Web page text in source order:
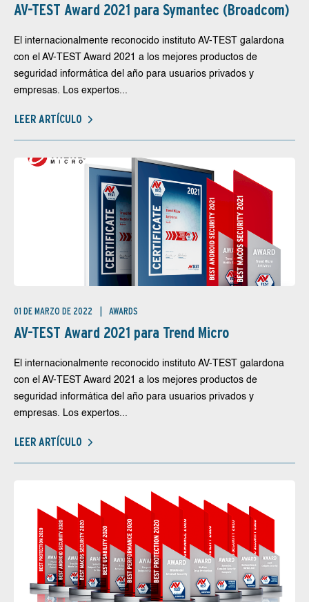
AV-TEST Award 2021 para Symantec (Broadcom)
El internacionalmente reconocido instituto AV-TEST galardona
con el AV-TEST Award 2021 a los mejores productos de
seguridad informática del año para usuarios privados y
empresas. Los expertos...
LEER ARTÍCULO
01 DE MARZO DE 2022 AWARDS
AV-TEST Award 2021 para Trend Micro
El internacionalmente reconocido instituto AV-TEST galardona
con el AV-TEST Award 2021 a los mejores productos de
seguridad informática del año para usuarios privados y
empresas. Los expertos...
LEER ARTÍCULO